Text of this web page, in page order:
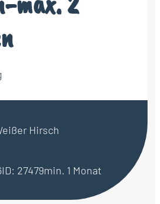
Hirsch
ID: 27479min. 1 Monat